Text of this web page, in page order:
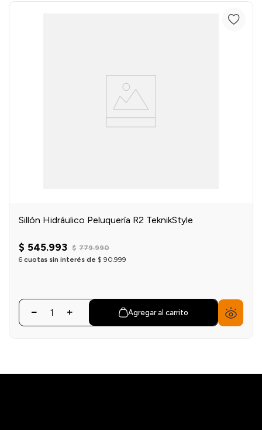
Sillón Hidráulico Peluquería R2 TeknikStyle
$ 545.993 $ 779.990
6 cuotas sin interés de $ 90.999
Agregar al carrito